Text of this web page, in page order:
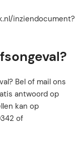
inziendocument?
Bel of mail ons
antwoord op
kan op
of